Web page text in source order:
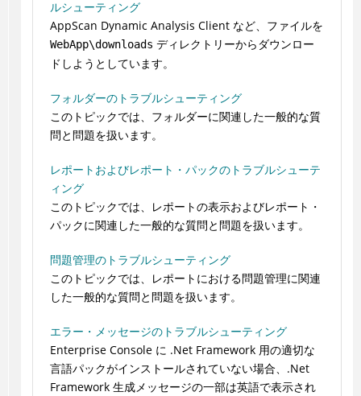
ルシューティング
AppScan Dynamic Analysis Client など、ファイルを
WebApp\downloads ディレクトリーからダウンロー
ドしようとしています。
フォルダーのトラブルシューティング
このトピックでは、フォルダーに関連した一般的な質
問と問題を扱います。
レポートおよびレポート・パックのトラブルシューテ
ィング
このトピックでは、レポートの表示およびレポート・
パックに関連した一般的な質問と問題を扱います。
問題管理のトラブルシューティング
このトピックでは、レポートにおける問題管理に関連
した一般的な質問と問題を扱います。
エラー・メッセージのトラブルシューティング
Enterprise Console に .Net Framework 用の適切な
言語パックがインストールされていない場合、.Net
Framework 生成メッセージの一部は英語で表示され